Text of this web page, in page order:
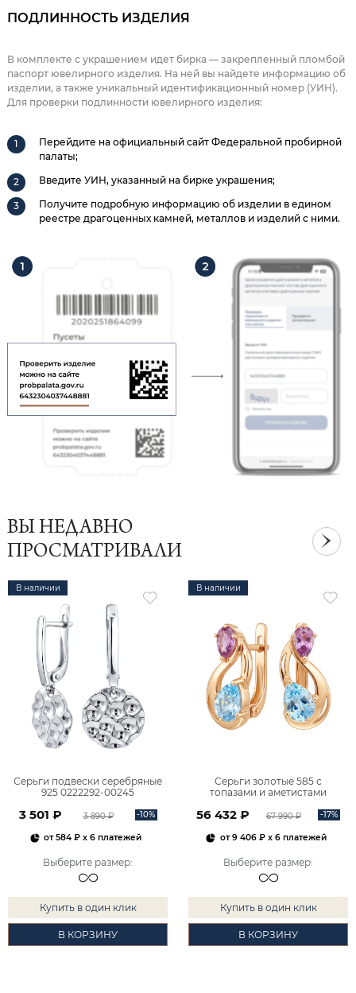
ПОДЛИННОСТЬ ИЗДЕЛИЯ
В комплекте с украшением идет бирка — закрепленный пломбой
паспорт ювелирного изделия. На ней вы найдете информацию об
изделии, а также уникальный идентификационный номер (УИН).
Для проверки подлинности ювелирного изделия:
Перейдите на официальный сайт Федеральной пробирной
палаты;
Введите УИН, указанный на бирке украшения;
Получите подробную информацию об изделии в едином
реестре драгоценных камней, металлов и изделий с ними.
ВЫ НЕДАВНО
ПРОСМАТРИВАЛИ
В наличии
Серьги подвески серебряные
925 0222292-00245
3 501 ₽ 3 890 ₽ -10%
от584 ₽ x 6 платежей
Выберите размер:
Купить в один клик
В КОРЗИНУ
В наличии
Серьги золотые 585 с
топазами и аметистами
56 432 ₽ 67 990 ₽ -17%
от9 406 ₽x 6 платежей
Выберите размер:
Купить в один клик
В КОРЗИНУ